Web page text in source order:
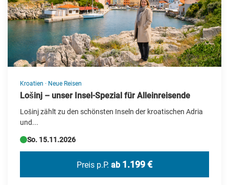
Montenegro
Namibia
Nepal
Niederlande
Norwegen
Polen
Portugal
Schweden
Kroatien · Neue Reisen
Lošinj – unser Insel-Spezial für Alleinreisende
Lošinj zählt zu den schönsten Inseln der kroatischen Adria
und...
So. 15.11.2026
Preis p.P. ab 1.199 €